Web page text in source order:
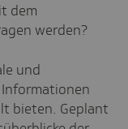
dem
werden?
und
bieten. Geplant